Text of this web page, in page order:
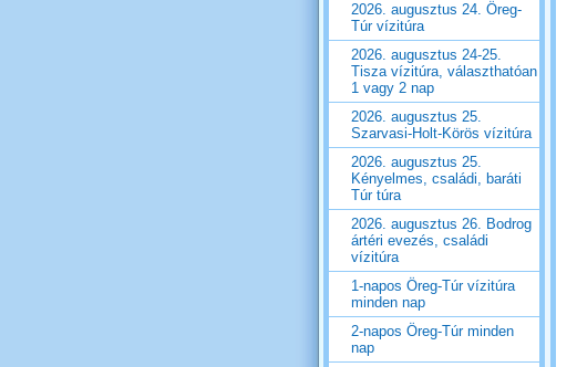
2026. augusztus 24. Öreg-
Túr vízitúra
2026. augusztus 24-25.
Tisza vízitúra, választhatóan
1 vagy 2 nap
2026. augusztus 25.
Szarvasi-Holt-Körös vízitúra
2026. augusztus 25.
Kényelmes, családi, baráti
Túr túra
2026. augusztus 26. Bodrog
ártéri evezés, családi
vízitúra
1-napos Öreg-Túr vízitúra
minden nap
2-napos Öreg-Túr minden
nap